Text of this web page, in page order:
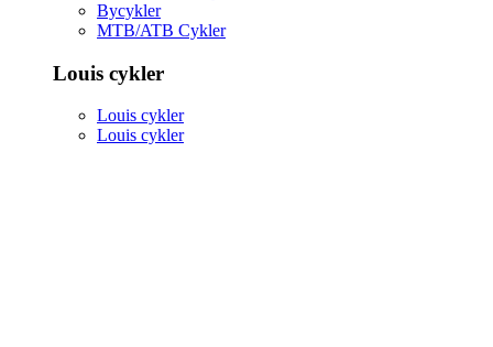
Bycykler
MTB/ATB Cykler
Louis cykler
Louis cykler
Louis cykler